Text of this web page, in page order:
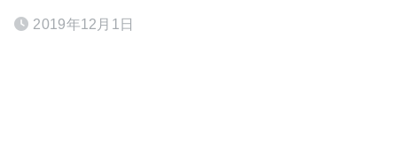
2019年12月1日